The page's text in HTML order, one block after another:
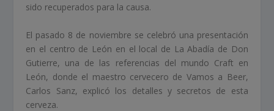
sido recuperados para la causa.
El pasado 8 de noviembre se celebró una presentación
en el centro de León en el local de La Abadía de Don
Gutierre, una de las referencias del mundo Craft en
León, donde el maestro cervecero de Vamos a Beer,
Carlos Sanz, explicó los detalles y secretos de esta
cerveza.